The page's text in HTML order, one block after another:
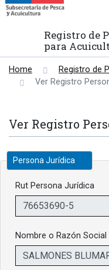
Registro de
para
Home
Registro de
Ver Registro
Ver Registro
Persona Jurídica
Rut Persona Jurídica
Nombre o Razón Social